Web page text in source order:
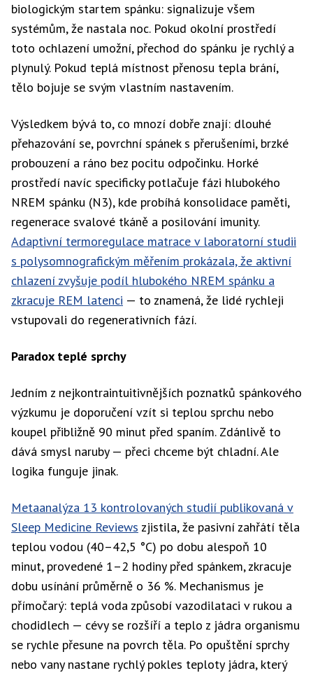
biologickým startem spánku: signalizuje všem
systémům, že nastala noc. Pokud okolní prostředí
toto ochlazení umožní, přechod do spánku je rychlý a
plynulý. Pokud teplá místnost přenosu tepla brání,
tělo bojuje se svým vlastním nastavením.
Výsledkem bývá to, co mnozí dobře znají: dlouhé
přehazování se, povrchní spánek s přerušeními, brzké
probouzení a ráno bez pocitu odpočinku. Horké
prostředí navíc specificky potlačuje fázi hlubokého
NREM spánku (N3), kde probíhá konsolidace paměti,
regenerace svalové tkáně a posilování imunity.
Adaptivní termoregulace matrace v laboratorní studii
s polysomnografickým měřením prokázala, že aktivní
chlazení zvyšuje podíl hlubokého NREM spánku a
zkracuje REM latenci — to znamená, že lidé rychleji
vstupovali do regenerativních fází.
Paradox teplé sprchy
Jedním z nejkontraintuitivnějších poznatků spánkového
výzkumu je doporučení vzít si teplou sprchu nebo
koupel přibližně 90 minut před spaním. Zdánlivě to
dává smysl naruby — přeci chceme být chladní. Ale
logika funguje jinak.
Metaanalýza 13 kontrolovaných studií publikovaná v
Sleep Medicine Reviews zjistila, že pasivní zahřátí těla
teplou vodou (40–42,5 °C) po dobu alespoň 10
minut, provedené 1–2 hodiny před spánkem, zkracuje
dobu usínání průměrně o 36 %. Mechanismus je
přímočarý: teplá voda způsobí vazodilataci v rukou a
chodidlech — cévy se rozšíří a teplo z jádra organismu
se rychle přesune na povrch těla. Po opuštění sprchy
nebo vany nastane rychlý pokles teploty jádra, který